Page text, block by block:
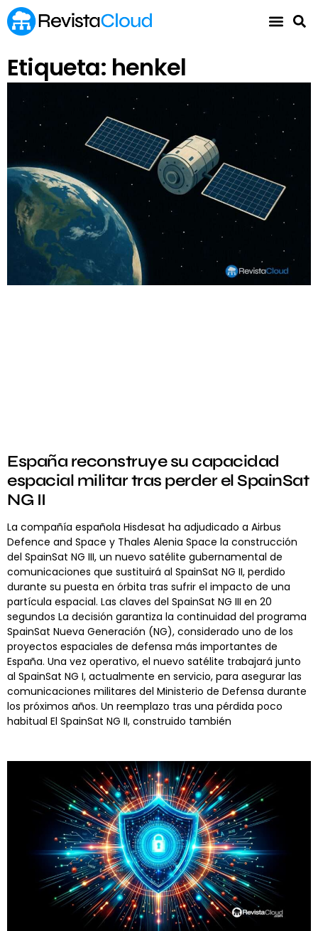
Etiqueta: henkel
España reconstruye su capacidad
espacial militar tras perder el SpainSat
NG II
La compañía española Hisdesat ha adjudicado a Airbus
Defence and Space y Thales Alenia Space la construcción
del SpainSat NG III, un nuevo satélite gubernamental de
comunicaciones que sustituirá al SpainSat NG II, perdido
durante su puesta en órbita tras sufrir el impacto de una
partícula espacial. Las claves del SpainSat NG III en 20
segundos La decisión garantiza la continuidad del programa
SpainSat Nueva Generación (NG), considerado uno de los
proyectos espaciales de defensa más importantes de
España. Una vez operativo, el nuevo satélite trabajará junto
al SpainSat NG I, actualmente en servicio, para asegurar las
comunicaciones militares del Ministerio de Defensa durante
los próximos años. Un reemplazo tras una pérdida poco
habitual El SpainSat NG II, construido también